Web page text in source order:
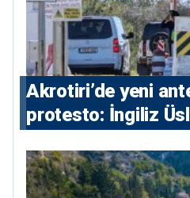
⁠Akrotiri’de yeni
protesto: İngiliz